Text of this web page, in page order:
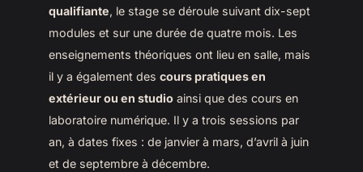
qualifiante, le stage se déroule suivant dix-sept
modules et sur une durée de quatre mois. Les
enseignements théoriques ont lieu en salle, mais
il y a également des cours pratiques en
extérieur ou en studio ainsi que des cours en
laboratoire numérique. Il y a trois sessions par
an, à dates fixes : de janvier à mars, d’avril à juin
et de septembre à décembre.